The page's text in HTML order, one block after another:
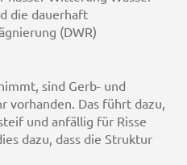
die dauerhaft
(DWR)
sind Gerb- und
vorhanden. Das führt dazu,
und anfällig für Risse
dazu, dass die Struktur